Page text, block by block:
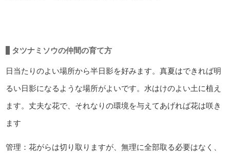
タツナミソウの仲間の育て方
日当たりのよい場所から半日影を好みます。真夏はできれば明
るい日影になるような場所がよいです。水はけのよい土に植え
ます。丈夫な花で、それなりの環境を与えてあげれば花は咲き
ます
管理：花がらは切り取りますが、無理に全部取る必要はなく、